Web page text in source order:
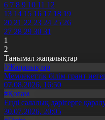
6 7 8 9 10 11 12
13 14 15 16 17 18 19
20 21 22 23 24 25 26
27 28 29 30 31
1
2
Танымал жаңалықтар
#Жаңалықтар
Мемлекеттік білім грант
07.08.2026, 16:50
#Қоғам
Енді салалық дәрігерге
30.07.2026, 20:05